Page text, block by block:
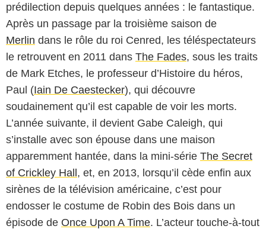
prédilection depuis quelques années : le fantastique.
Après un passage par la troisième saison de
Merlin dans le rôle du roi Cenred, les téléspectateurs
le retrouvent en 2011 dans The Fades, sous les traits
de Mark Etches, le professeur d’Histoire du héros,
Paul (Iain De Caestecker), qui découvre
soudainement qu’il est capable de voir les morts.
L’année suivante, il devient Gabe Caleigh, qui
s’installe avec son épouse dans une maison
apparemment hantée, dans la mini-série The Secret
of Crickley Hall, et, en 2013, lorsqu’il cède enfin aux
sirènes de la télévision américaine, c’est pour
endosser le costume de Robin des Bois dans un
épisode de Once Upon A Time. L’acteur touche-à-tout